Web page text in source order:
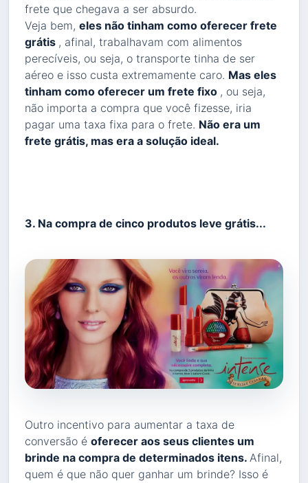
frete que chegava a ser absurdo.
Veja bem, eles não tinham como oferecer frete
grátis , afinal, trabalhavam com alimentos
perecíveis, ou seja, o transporte tinha de ser
aéreo e isso custa extremamente caro. Mas eles
tinham como oferecer um frete fixo , ou seja,
não importa a compra que você fizesse, iria
pagar uma taxa fixa para o frete. Não era um
frete grátis, mas era a solução ideal.
3. Na compra de cinco produtos leve grátis...
Outro incentivo para aumentar a taxa de
conversão é oferecer aos seus clientes um
brinde na compra de determinados itens. Afinal,
quem é que não quer ganhar um brinde? Isso é